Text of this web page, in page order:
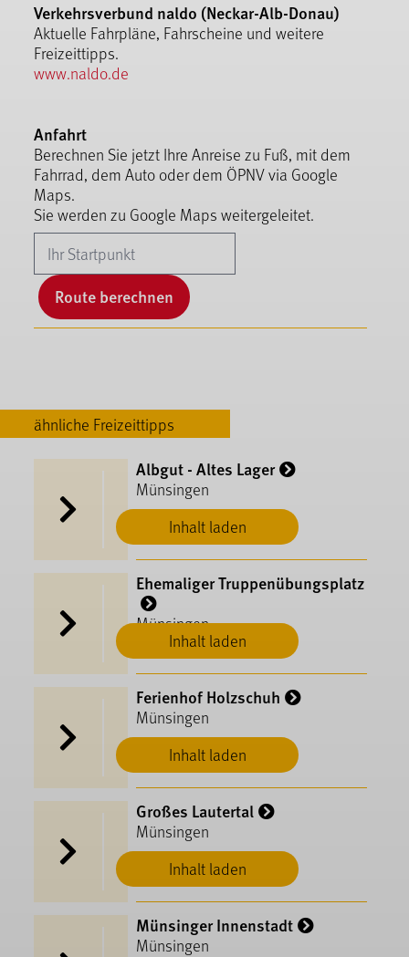
Verkehrsverbund naldo (Neckar-Alb-Donau)
Aktuelle Fahrpläne, Fahrscheine und weitere
Freizeittipps.
www.naldo.de
Anfahrt
Berechnen Sie jetzt Ihre Anreise zu Fuß, mit dem
Fahrrad, dem Auto oder dem ÖPNV via Google
Maps.
Sie werden zu Google Maps weitergeleitet.
Route berechnen
ähnliche Freizeittipps
Inhalt laden
Albgut - Altes Lager
Münsingen
Inhalt laden
Ehemaliger Truppenübungsplatz
Münsingen
Inhalt laden
Ferienhof Holzschuh
Münsingen
Inhalt laden
Großes Lautertal
Münsingen
Münsinger Innenstadt
Münsingen